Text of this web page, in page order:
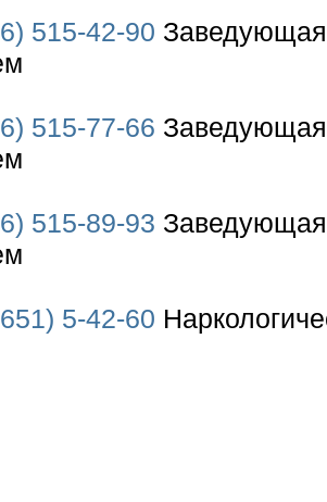
515-42-90 Заведующая
515-77-66 Заведующая
515-89-93 Заведующая
5-42-60